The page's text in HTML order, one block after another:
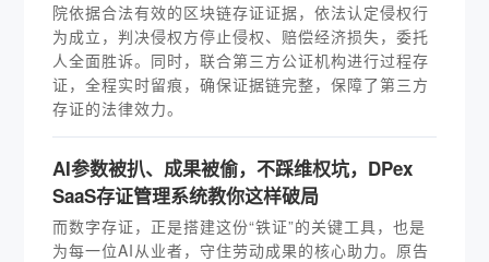
院依据合法有效的区块链存证证据，依法认定侵权行
为成立，判决侵权方停止侵权、赔偿经济损失，委托
人全面胜诉。同时，联合第三方公证机构进行过程存
证，全程实时留痕，确保证据链完整，保障了第三方
存证的法律效力。
AI参数被扒、成果被偷，不踩维权坑，DPex
SaaS存证管理系统教你这样破局
而数字存证，正是搭建这份“铁证”的关键工具，也是
为每一位AI从业者，守住劳动成果的核心助力。原告